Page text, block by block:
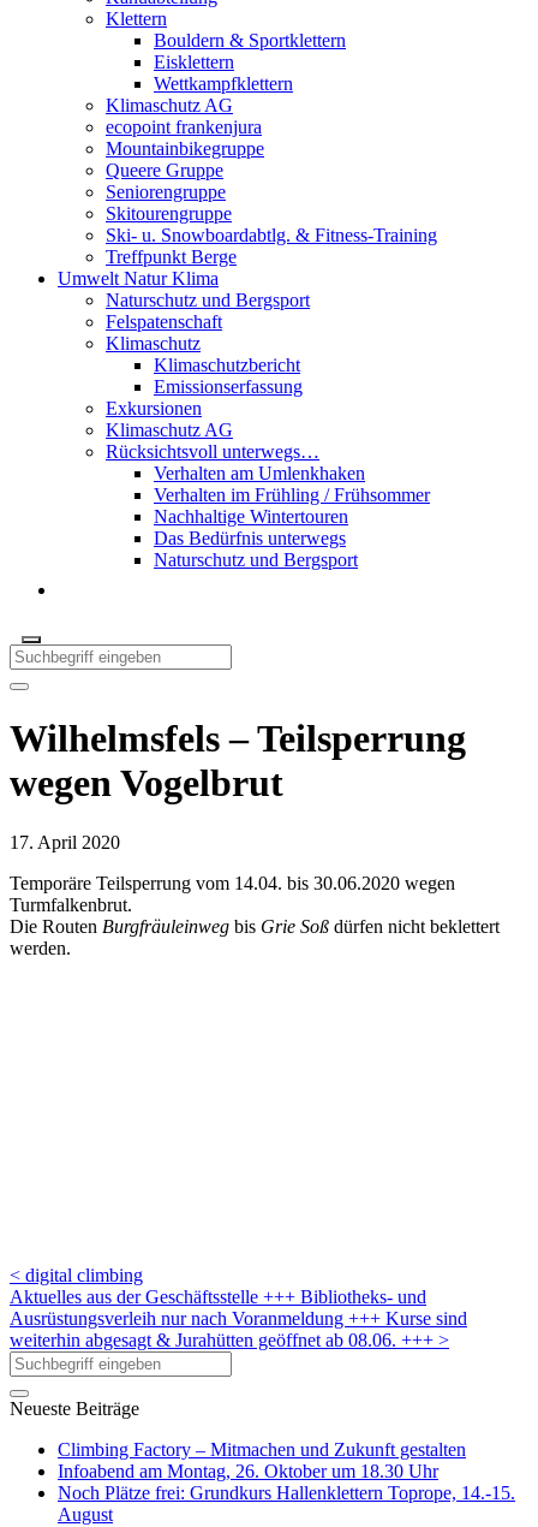
Klettern
Bouldern & Sportklettern
Eisklettern
Wettkampfklettern
Klimaschutz AG
ecopoint frankenjura
Mountainbikegruppe
Queere Gruppe
Seniorengruppe
Skitourengruppe
Ski- u. Snowboardabtlg. & Fitness-Training
Treffpunkt Berge
Umwelt Natur Klima
Naturschutz und Bergsport
Felspatenschaft
Klimaschutz
Klimaschutzbericht
Emissionserfassung
Exkursionen
Klimaschutz AG
Rücksichtsvoll unterwegs…
Verhalten am Umlenkhaken
Verhalten im Frühling / Frühsommer
Nachhaltige Wintertouren
Das Bedürfnis unterwegs
Naturschutz und Bergsport
Wilhelmsfels – Teilsperrung
wegen Vogelbrut
17. April 2020
Temporäre Teilsperrung vom 14.04. bis 30.06.2020 wegen
Turmfalkenbrut.
Die Routen Burgfräuleinweg bis Grie Soß dürfen nicht beklettert
werden.
< digital climbing
Aktuelles aus der Geschäftsstelle +++ Bibliotheks- und
Ausrüstungsverleih nur nach Voranmeldung +++ Kurse sind
weiterhin abgesagt & Jurahütten geöffnet ab 08.06. +++ >
Neueste Beiträge
Climbing Factory – Mitmachen und Zukunft gestalten
Infoabend am Montag, 26. Oktober um 18.30 Uhr
Noch Plätze frei: Grundkurs Hallenklettern Toprope, 14.-15.
August